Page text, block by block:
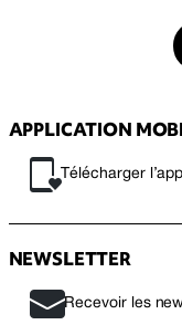
APPLICATION
Télécharger
NEWSLETTER
Recevoir les